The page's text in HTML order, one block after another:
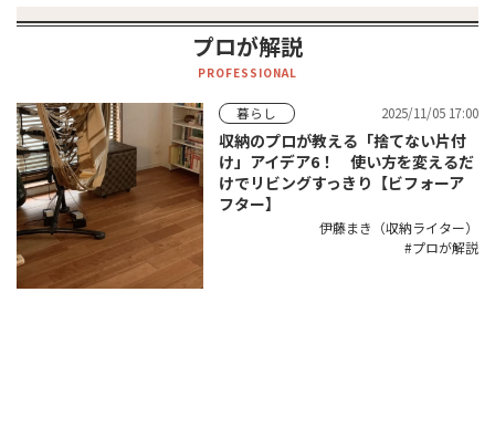
プロが解説
PROFESSIONAL
暮らし 2025/11/05 17:00
収納のプロが教える「捨てない片付
け」アイデア6！ 使い方を変えるだ
けでリビングすっきり【ビフォーア
フター】
伊藤まき（収納ライター）
プロが解説